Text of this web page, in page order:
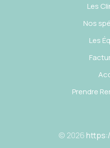
Les
Nos
Les
Prendre
© 2026